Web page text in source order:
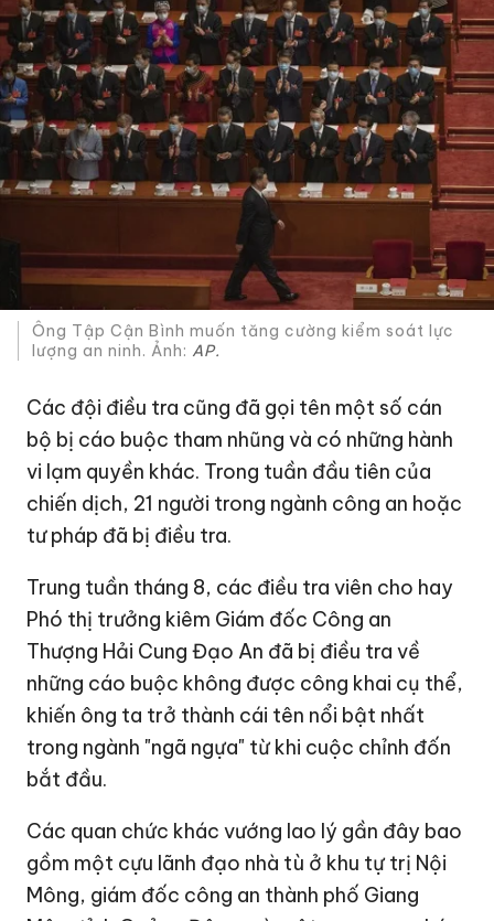
Ông Tập Cận Bình muốn tăng cường kiểm soát lực
lượng an ninh. Ảnh: AP.
Các đội điều tra cũng đã gọi tên một số cán
bộ bị cáo buộc tham nhũng và có những hành
vi lạm quyền khác. Trong tuần đầu tiên của
chiến dịch, 21 người trong ngành công an hoặc
tư pháp đã bị điều tra.
Trung tuần tháng 8, các điều tra viên cho hay
Phó thị trưởng kiêm Giám đốc Công an
Thượng Hải Cung Đạo An đã bị điều tra về
những cáo buộc không được công khai cụ thể,
khiến ông ta trở thành cái tên nổi bật nhất
trong ngành "ngã ngựa" từ khi cuộc chỉnh đốn
bắt đầu.
Các quan chức khác vướng lao lý gần đây bao
gồm một cựu lãnh đạo nhà tù ở khu tự trị Nội
Mông, giám đốc công an thành phố Giang